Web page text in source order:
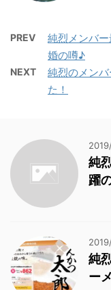
PREV
純烈メンバ
婚の噂♪
NEXT
純烈のメン
た！
純
躍
純
ー